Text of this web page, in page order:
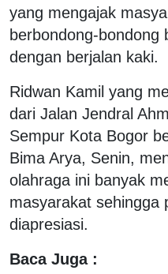
yang mengajak
berbondong-bondong
dengan berjalan kaki.
Ridwan Kamil yang
dari Jalan Jendral
Sempur Kota Bogor
Bima Arya, Senin,
olahraga ini banyak
masyarakat sehingga
diapresiasi.
Baca Juga :